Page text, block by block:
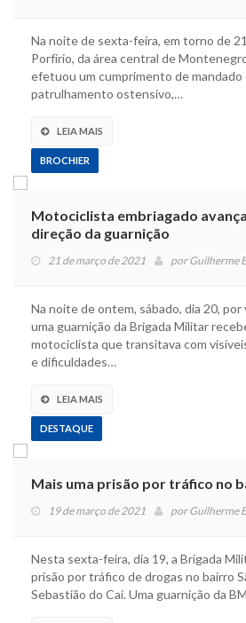
Na noite de sexta-feira, em torno de
Porfírio, da área central de
efetuou um cumprimento de
patrulhamento ostensivo,…
LEIA MAIS
BROCHIER
Motociclista embriagado
direção da guarnição
21 de março de 2021 porGuilherme
Na noite de ontem, sábado, dia 20,
uma guarnição da Brigada Militar
motociclista que transitava com
e dificuldades…
LEIA MAIS
DESTAQUE
Mais uma prisão por tráfico no
19 de março de 2021 porGuilherme
Nesta sexta-feira, dia 19, a Brigada
prisão por tráfico de drogas no bairro
Sebastião do Caí. Uma guarnição da